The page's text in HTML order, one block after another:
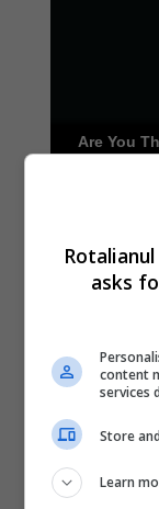
asks
content
services
Store
Learn